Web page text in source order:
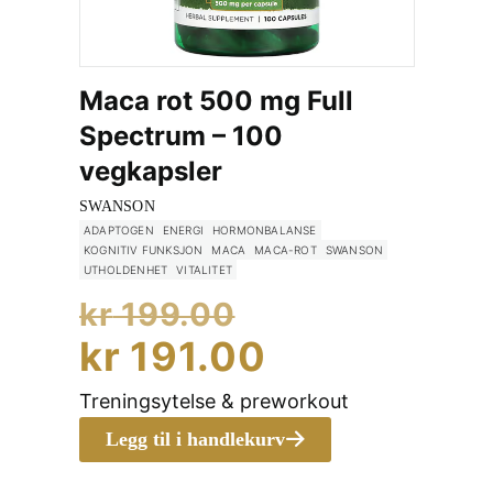
Maca rot 500 mg Full
Spectrum – 100
vegkapsler
SWANSON
ADAPTOGEN ENERGI
HORMONBALANSE
KOGNITIV FUNKSJON
MACA MACA-ROT
SWANSON
UTHOLDENHET
VITALITET
kr199.00
pris
var:
kr 199.00.
kr 191.00
pris
er:
Legg til i handlekurv
Treningsytelse & preworkout